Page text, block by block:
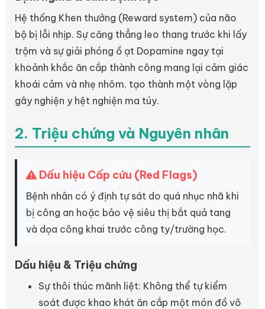
Hệ thống Khen thưởng (Reward system) của não
bộ bị lỗi nhịp. Sự căng thẳng leo thang trước khi lấy
trộm và sự giải phóng ồ ạt Dopamine ngay tại
khoảnh khắc ăn cắp thành công mang lại cảm giác
khoái cảm và nhẹ nhõm, tạo thành một vòng lặp
gây nghiện y hệt nghiện ma túy.
2. Triệu chứng và Nguyên nhân
Dấu hiệu Cấp cứu (Red Flags)
Bệnh nhân có ý định tự sát do quá nhục nhã khi
bị công an hoặc bảo vệ siêu thị bắt quả tang
và dọa công khai trước công ty/trường học.
Dấu hiệu & Triệu chứng
Sự thôi thúc mãnh liệt: Không thể tự kiểm
soát được khao khát ăn cắp một món đồ vô